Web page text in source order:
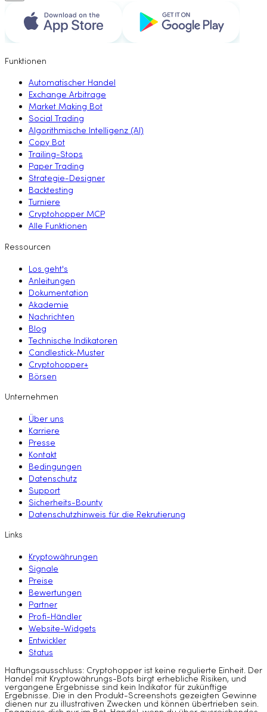
Funktionen
Automatischer Handel
Exchange Arbitrage
Market Making Bot
Social Trading
Algorithmische Intelligenz (AI)
Copy Bot
Trailing-Stops
Paper Trading
Strategie-Designer
Backtesting
Turniere
Cryptohopper MCP
Alle Funktionen
Ressourcen
Los geht's
Anleitungen
Dokumentation
Akademie
Nachrichten
Blog
Technische Indikatoren
Candlestick-Muster
Cryptohopper+
Börsen
Unternehmen
Über uns
Karriere
Presse
Kontakt
Bedingungen
Datenschutz
Support
Sicherheits-Bounty
Datenschutzhinweis für die Rekrutierung
Links
Kryptowährungen
Signale
Preise
Bewertungen
Partner
Profi-Händler
Website-Widgets
Entwickler
Status
Haftungsausschluss: Cryptohopper ist keine regulierte Einheit. Der
Handel mit Kryptowährungs-Bots birgt erhebliche Risiken, und
vergangene Ergebnisse sind kein Indikator für zukünftige
Ergebnisse. Die in den Produkt-Screenshots gezeigten Gewinne
dienen nur zu illustrativen Zwecken und können übertrieben sein.